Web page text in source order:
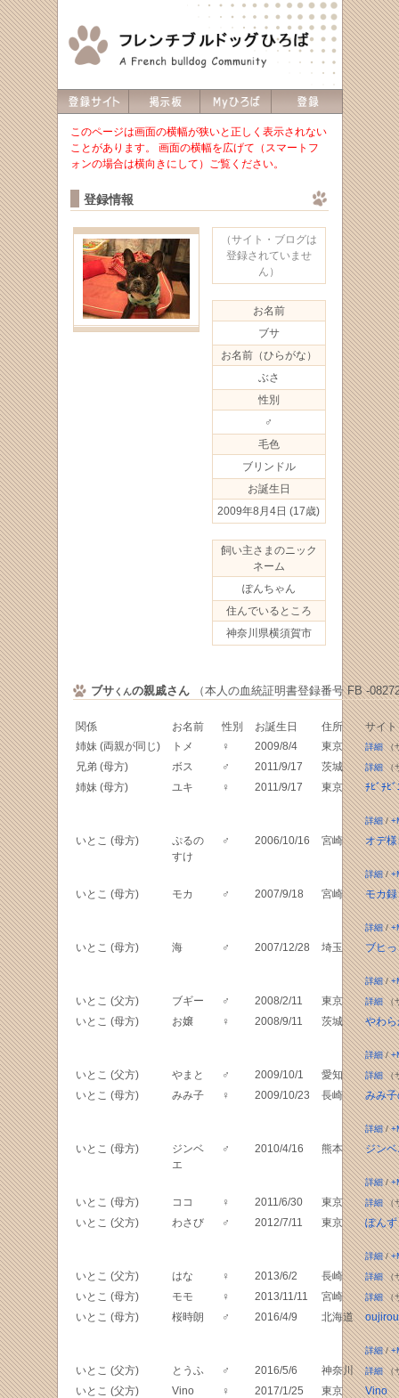
このページは画面の横幅が狭いと正しく表示されない
ことがあります。 画面の横幅を広げて（スマートフ
ォンの場合は横向きにして）ご覧ください。
登録情報
（サイト・ブログは
登録されていませ
ん）
お名前
ブサ
お名前（ひらがな）
ぶさ
性別
♂
毛色
ブリンドル
お誕生日
2009年8月4日 (17歳)
飼い主さまのニック
ネーム
ぽんちゃん
住んでいるところ
神奈川県横須賀市
ブサくんの親戚さん（本人の血統証明書登録番号 FB -
関係 お名前 性別 お誕生日 住所
サイト
姉妹 (両親が同じ)
トメ ♀ 2009/8/4 東京 詳細（
兄弟 (母方) ボス ♂ 2011/9/17 茨城 詳細（
姉妹 (母方) ユキ ♀ 2011/9/17 東京 ﾁﾋﾞﾁﾋ
詳細/
いとこ (母方)
ぷるの
すけ
♂ 2006/10/16 宮崎 オデ様
詳細/
いとこ (母方) モカ ♂ 2007/9/18 宮崎 モカ録
詳細/
いとこ (母方) 海 ♂ 2007/12/28 埼玉 ブヒ
詳細/
いとこ (父方) ブギー ♂ 2008/2/11 東京 詳細（
いとこ (母方) お嬢 ♀ 2008/9/11 茨城 やわ
詳細/
いとこ (父方) やまと ♂ 2009/10/1 愛知 詳細（
いとこ (母方) みみ子 ♀ 2009/10/23 長崎 みみ
詳細/
いとこ (母方)
ジンベ
エ
♂ 2010/4/16 熊本 ジン
詳細/
いとこ (母方) ココ ♀ 2011/6/30 東京 詳細（
いとこ (父方) わさび ♂ 2012/7/11 東京 ぽん
詳細/
いとこ (父方) はな ♀ 2013/6/2 長崎 詳細（
いとこ (母方) モモ ♀ 2013/11/11 宮崎 詳細（
いとこ (母方) 桜時朗 ♂ 2016/4/9 北海道
詳細/
いとこ (父方) とうふ ♂ 2016/5/6 神奈川 詳細（
いとこ (父方) Vino ♀ 2017/1/25 東京 Vino